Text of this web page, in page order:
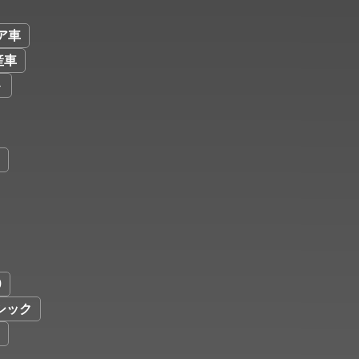
車
車
ック